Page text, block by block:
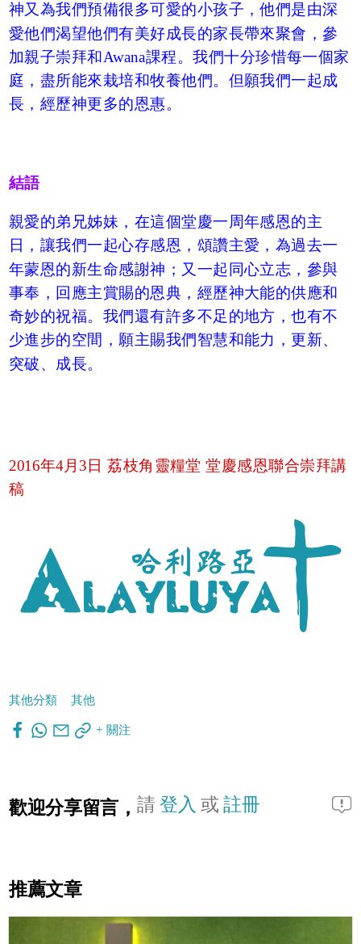
神又為我們預備很多可愛的小孩子，他們是由深
愛他們渴望他們有美好成長的家長帶來聚會，參
加親子崇拜和Awana課程。我們十分珍惜每一個家
庭，盡所能來栽培和牧養他們。但願我們一起成
長，經歷神更多的恩惠。
結語
親愛的弟兄姊妹，在這個堂慶一周年感恩的主
日，讓我們一起心存感恩，頌讚主愛，為過去一
年蒙恩的新生命感謝神；又一起同心立志，參與
事奉，回應主賞賜的恩典，經歷神大能的供應和
奇妙的祝福。我們還有許多不足的地方，也有不
少進步的空間，願主賜我們智慧和能力，更新、
突破、成長。
2016年4月3日 荔枝角靈糧堂 堂慶感恩聯合崇拜講
稿
其他分類 其他
+ 關注
歡迎分享留言， 請登入 或註冊
推薦文章